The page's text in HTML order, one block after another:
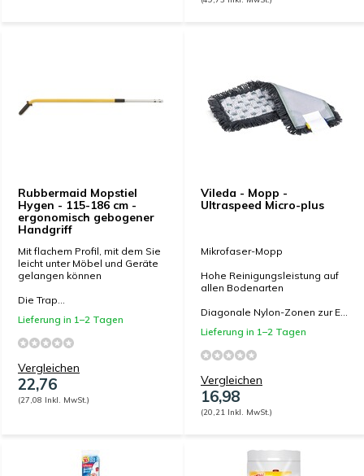
Rubbermaid Mopstiel
Hygen - 115-186 cm -
ergonomisch gebogener
Handgriff
Mit flachem Profil, mit dem Sie
leicht unter Möbel und Geräte
gelangen können
Die Trap...
Lieferung in 1–2 Tagen
Vergleichen
22,76
(27,08 Inkl. MwSt.)
Vileda - Mopp -
Ultraspeed Micro-plus
Mikrofaser-Mopp
Hohe Reinigungsleistung auf
allen Bodenarten
Diagonale Nylon-Zonen zur E...
Lieferung in 1–2 Tagen
Vergleichen
16,98
(20,21 Inkl. MwSt.)